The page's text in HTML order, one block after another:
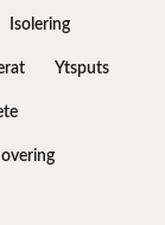
Isolering
Ytsputs